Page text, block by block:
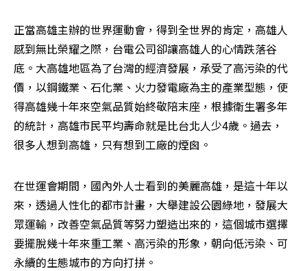
正當高雄主辦的世界運動會，得到全世界的肯定，高雄人
感到無比榮耀之際，台電公司卻讓高雄人的心情跌落谷
底。大高雄地區為了台灣的經濟發展，承受了高污染的代
價，以鋼鐵業、石化業、火力發電廠為主的產業型態，使
得高雄幾十年來空氣品質始終敬陪末座，根據衛生署多年
的統計，高雄市民平均壽命就是比台北人少4歲。過去，
很多人想到高雄，只有想到工廠的煙囪。
在世運會期間，國內外人士看到的美麗高雄，是這十年以
來，透過人性化的都市計畫，大舉建設公園綠地，發展大
眾運輸，改善空氣品質等努力塑造出來的，這個城市選擇
要擺脫幾十年來重工業、高污染的形象，朝向低污染、可
永續的生態城市的方向打拼。